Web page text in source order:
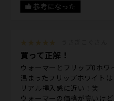
参考になった
買って正解！
ウォーマーとフリップ0ホワ
温まったフリップホワイトは
リアル挿入感に近い！笑
ウォーマーの価格が高いけど